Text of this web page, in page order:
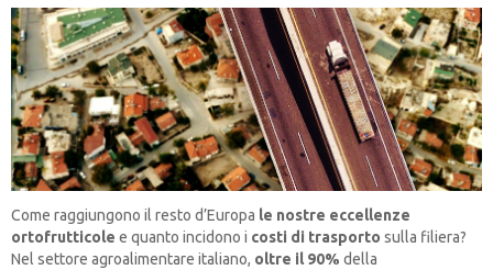
Come raggiungono il resto d’Europa le nostre eccellenze
ortofrutticole e quanto incidono i costi di trasporto sulla filiera?
Nel settore agroalimentare italiano, oltre il 90% della